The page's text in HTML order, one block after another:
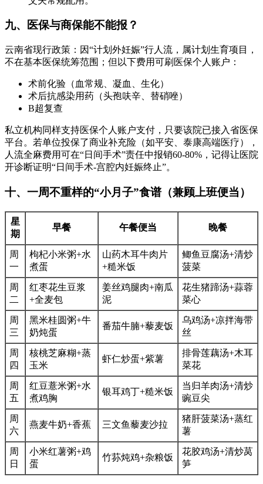
九、医保与商保能不能报？
云南省现行政策：因“计划外妊娠”行人流，属计划生育项目，
不在基本医保统筹范围；但以下费用可刷医保个人账户：
术前化验（血常规、凝血、生化）
术后抗感染用药（头孢呋辛、替硝唑）
B超复查
私立机构同样支持医保个人账户支付，只要该院已接入省医保
平台。若单位投保了商业补充险（如平安、泰康高端医疗），
人流全麻费用可在“日间手术”责任中报销60-80%，记得让医院
开诊断证明“日间手术-宫腔内妊娠终止”。
十、一周不重样的“小月子”食谱（兼顾上班便当）
星
期
早餐 午餐便当 晚餐
周
一
枸杞小米粥+水
煮蛋
山药木耳牛肉片
+糙米饭
鲫鱼豆腐汤+清炒
菠菜
周
二
红枣花生豆浆
+全麦包
姜丝鸡腿肉+南瓜
泥
花生猪蹄汤+蒜蓉
菜心
周
三
黑米桂圆粥+牛
奶炖蛋
番茄牛腩+藜麦饭
乌鸡汤+凉拌海带
丝
周
四
核桃芝麻糊+蒸
玉米
虾仁炒蛋+紫薯
排骨莲藕汤+木耳
菜花
周
五
红豆薏米粥+水
煮鸡胸
银耳鸡丁+糙米饭
当归羊肉汤+清炒
豌豆尖
周
六
燕麦牛奶+香蕉 三文鱼藜麦沙拉
猪肝菠菜汤+蒸红
薯
周
日
小米红薯粥+鸡
蛋
竹荪炖鸡+杂粮饭
花胶鸡汤+清炒莴
笋